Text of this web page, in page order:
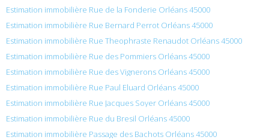
Estimation immobilière Rue de la Fonderie Orléans 45000
Estimation immobilière Rue Bernard Perrot Orléans 45000
Estimation immobilière Rue Theophraste Renaudot Orléans 45000
Estimation immobilière Rue des Pommiers Orléans 45000
Estimation immobilière Rue des Vignerons Orléans 45000
Estimation immobilière Rue Paul Eluard Orléans 45000
Estimation immobilière Rue Jacques Soyer Orléans 45000
Estimation immobilière Rue du Bresil Orléans 45000
Estimation immobilière Passage des Bachots Orléans 45000